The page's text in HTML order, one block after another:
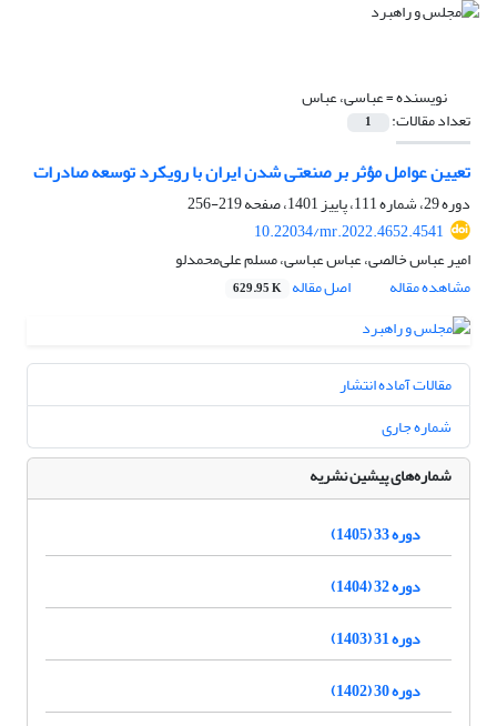
نویسنده =عباسی، عباس
تعداد مقالات: 1
تعیین عوامل مؤثر بر صنعتی شدن ایران با رویکرد توسعه صادرات
دوره 29، شماره 111، پاییز 1401، صفحه
219-256
10.22034/mr.2022.4652.4541
امیر عباس خالصی، عباس عباسی، مسلم علی‌محمدلو
مشاهده مقاله
اصل مقاله 629.95 K
مقالات آماده انتشار
شماره جاری
شماره‌های پیشین نشریه
دوره 33 (1405)
دوره 32 (1404)
دوره 31 (1403)
دوره 30 (1402)